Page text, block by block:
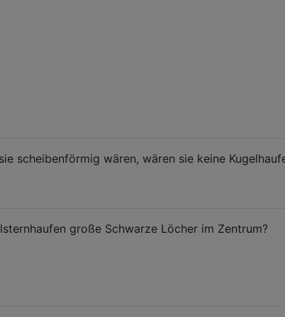
scheibenförmig wären, wären sie keine
große Schwarze Löcher im Zentrum?